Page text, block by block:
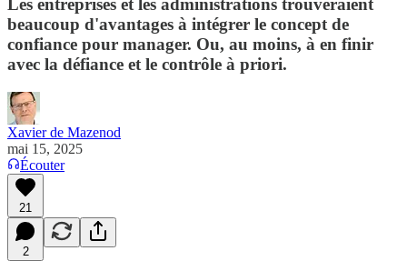
Les entreprises et les administrations trouveraient
beaucoup d'avantages à intégrer le concept de
confiance pour manager. Ou, au moins, à en finir
avec la défiance et le contrôle à priori.
Xavier de Mazenod
mai 15, 2025
Écouter
21
2